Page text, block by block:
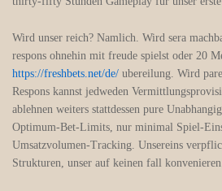
Wird unser reich? Namlich. Wird sera
respons ohnehin mit freude spielst oder 20
https://freshbets.net/de/ ubereilung. Wird
Respons kannst jedweden
ablehnen weiters stattdessen pure
Optimum-Bet-Limits, nur minimal Spiel-
Umsatzvolumen-Tracking. Unsereins
Strukturen, unser auf keinen fall